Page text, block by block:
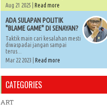
Aug 21 2025 | Read more
ADA SULAPAN POLITIK
"BLAME GAME" DI SENAYAN?
Taktik main cari kesalahan mesti
diwaspadai jangan sampai
terus...
Mar 22 2023 | Read more
CATEGORIES
ART